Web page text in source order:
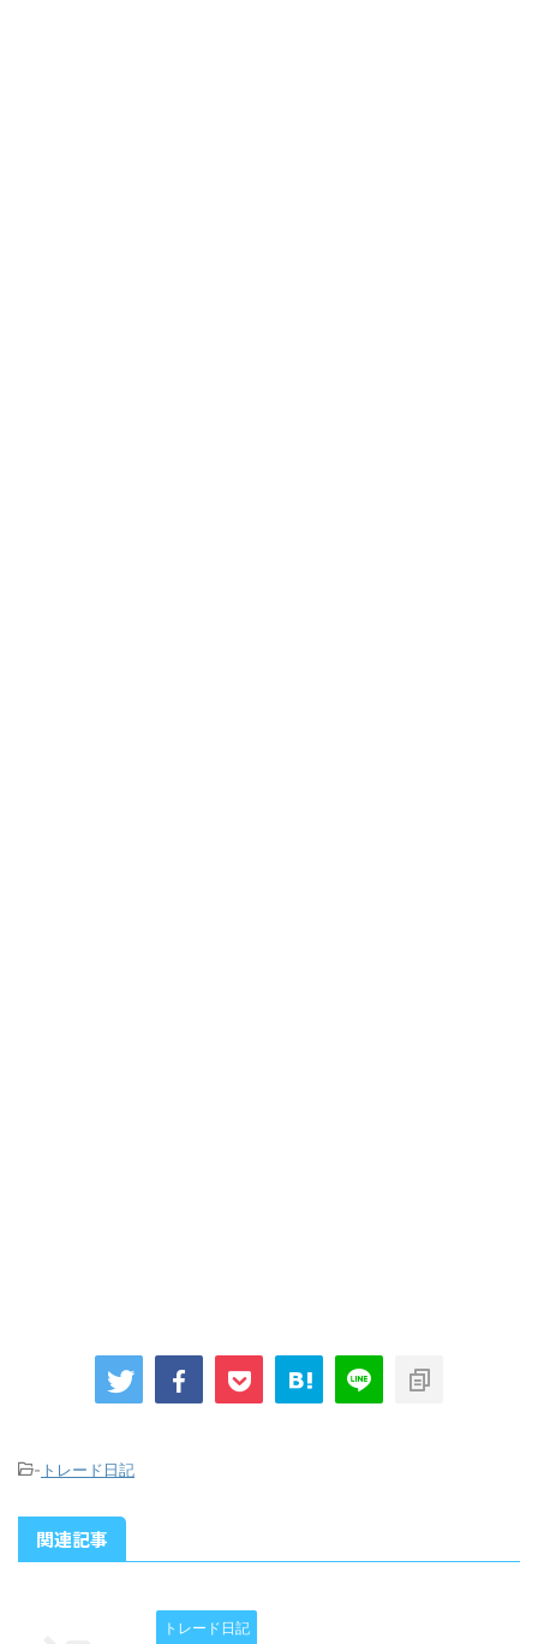
- トレード日記
関連記事
トレード日記